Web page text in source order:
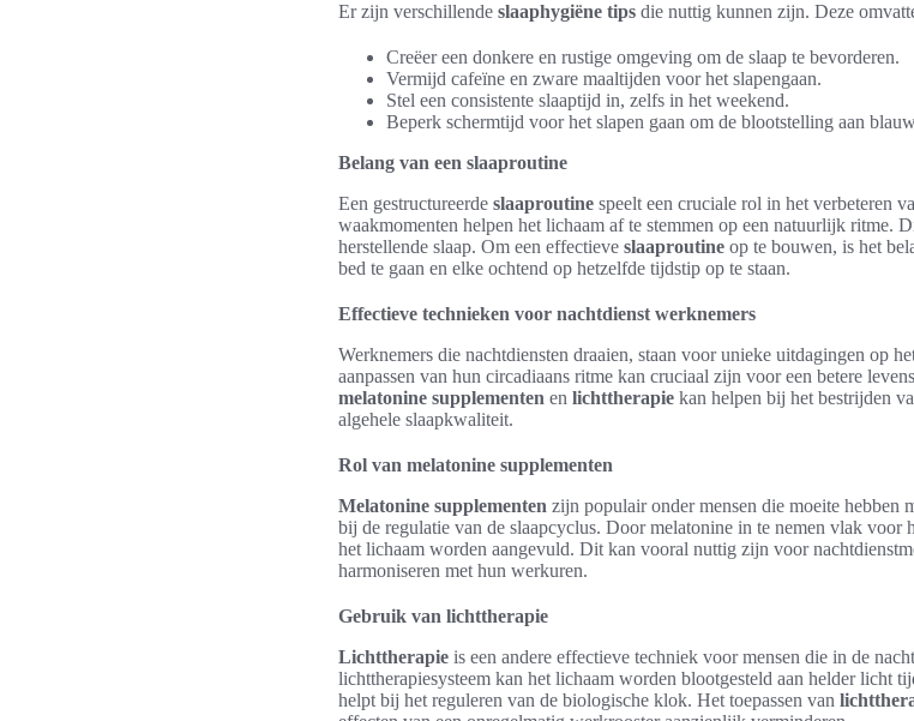
Er zijn verschillende slaaphygiëne tips die nuttig kunnen zijn. Deze
Creëer een donkere en rustige omgeving om de slaap te bevorderen.
Vermijd cafeïne en zware maaltijden voor het slapengaan.
Stel een consistente slaaptijd in, zelfs in het weekend.
Beperk schermtijd voor het slapen gaan om de blootstelling aan
Belang van een slaaproutine
Een gestructureerde slaaproutine speelt een cruciale rol in het verbeteren
waakmomenten helpen het lichaam af te stemmen op een natuurlijk ritme.
herstellende slaap. Om een effectieve slaaproutine op te bouwen, is het
bed te gaan en elke ochtend op hetzelfde tijdstip op te staan.
Effectieve technieken voor nachtdienst werknemers
Werknemers die nachtdiensten draaien, staan voor unieke uitdagingen op
aanpassen van hun circadiaans ritme kan cruciaal zijn voor een betere
melatonine supplementen en lichttherapie kan helpen bij het bestrijden
algehele slaapkwaliteit.
Rol van melatonine supplementen
Melatonine supplementen zijn populair onder mensen die moeite hebben
bij de regulatie van de slaapcyclus. Door melatonine in te nemen vlak voor
het lichaam worden aangevuld. Dit kan vooral nuttig zijn voor
harmoniseren met hun werkuren.
Gebruik van lichttherapie
Lichttherapie is een andere effectieve techniek voor mensen die in de
lichttherapiesysteem kan het lichaam worden blootgesteld aan helder licht
helpt bij het reguleren van de biologische klok. Het toepassen van